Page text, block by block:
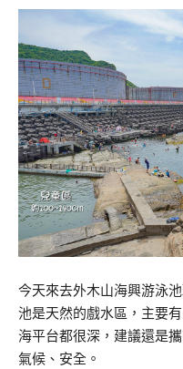
今天來去外木山海興游泳
池是天然的戲水區，主要
海平台都很深，建議還是
氣候、安全。